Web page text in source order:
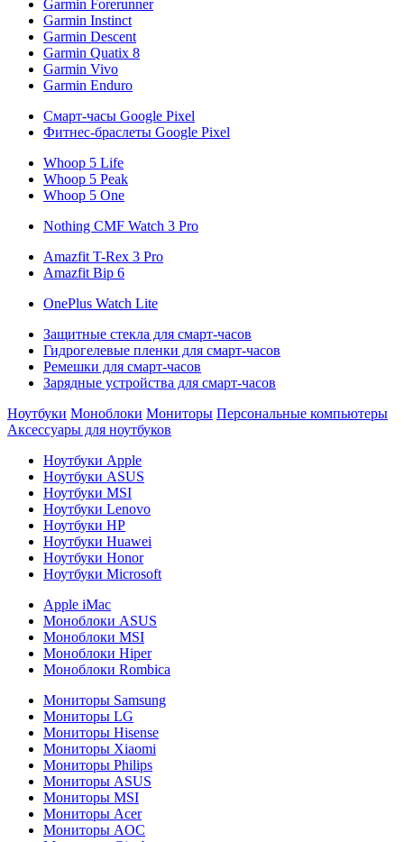
Garmin Forerunner
Garmin Instinct
Garmin Descent
Garmin Quatix 8
Garmin Vivo
Garmin Enduro
Смарт-часы Google Pixel
Фитнес-браслеты Google Pixel
Whoop 5 Life
Whoop 5 Peak
Whoop 5 One
Nothing CMF Watch 3 Pro
Amazfit T-Rex 3 Pro
Amazfit Bip 6
OnePlus Watch Lite
Защитные стекла для смарт-часов
Гидрогелевые пленки для смарт-часов
Ремешки для смарт-часов
Зарядные устройства для смарт-часов
Ноутбуки Моноблоки Мониторы Персональные компьютеры
Аксессуары для ноутбуков
Ноутбуки Apple
Ноутбуки ASUS
Ноутбуки MSI
Ноутбуки Lenovo
Ноутбуки HP
Ноутбуки Huawei
Ноутбуки Honor
Ноутбуки Microsoft
Apple iMac
Моноблоки ASUS
Моноблоки MSI
Моноблоки Hiper
Моноблоки Rombica
Мониторы Samsung
Мониторы LG
Мониторы Hisense
Мониторы Xiaomi
Мониторы Philips
Мониторы ASUS
Мониторы MSI
Мониторы Acer
Мониторы AOC